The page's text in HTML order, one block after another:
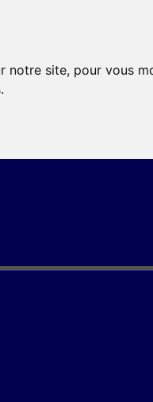
site, pour vous